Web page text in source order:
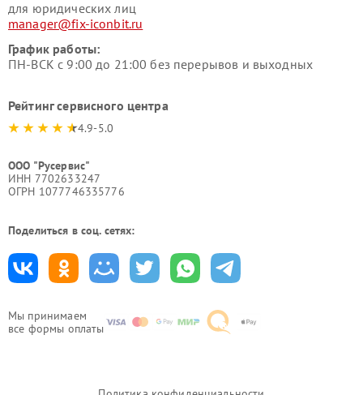
Мы принимаем
все формы оплаты
для юридических лиц
manager@fix-iconbit.ru
График работы:
ПН-ВСК с 9:00 до 21:00 без перерывов и выходных
Рейтинг сервисного центра
4.9-5.0
ООО "Русервис"
ИНН 7702633247
ОГРН 1077746335776
Поделиться в соц. сетях: